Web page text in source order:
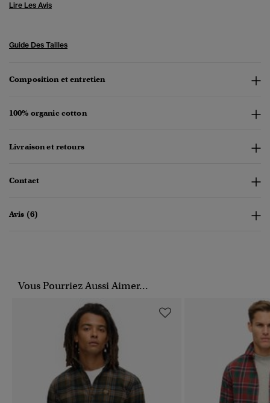
Lire Les Avis
Guide Des Tailles
Composition et entretien
100% organic cotton
Livraison et retours
Contact
Avis (6)
Vous Pourriez Aussi Aimer...